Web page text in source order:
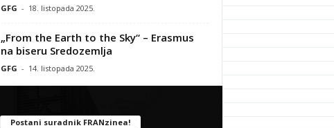
GFG - 18. listopada 2025.
„From the Earth to the Sky“ – Erasmus
na biseru Sredozemlja
GFG - 14. listopada 2025.
Postani suradnik FRANzinea!